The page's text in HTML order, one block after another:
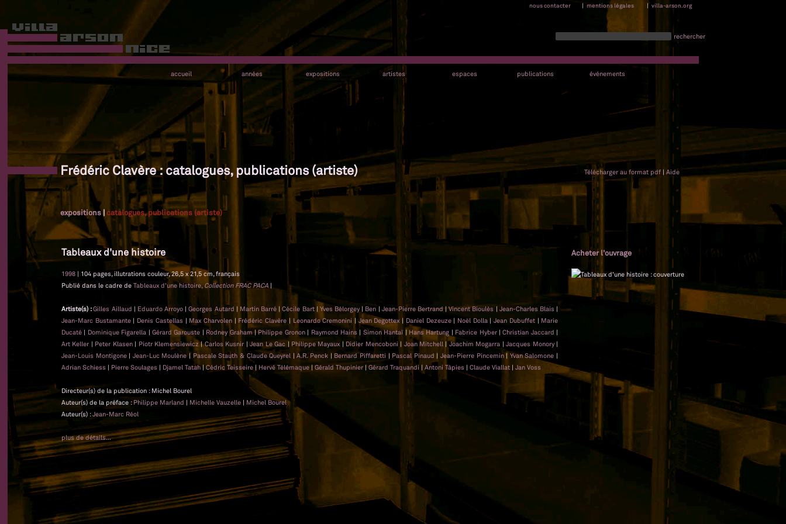
nous contacter | mentions légales | villa-arson.org
rechercher
accueil années expositions artistes espaces publications événements
Frédéric Clavère : catalogues, publications (artiste) Télécharger au format pdf | Aide
expositions|catalogues, publications (artiste)
Tableaux d'une histoire Acheter l'ouvrage
1998 | 104 pages, illutrations couleur, 26,5 x 21,5 cm, français
Publié dans le cadre de Tableaux d'une histoire,Collection FRAC PACA |
Artiste(s) :Gilles Aillaud | Eduardo Arroyo |Georges Autard | Martin Barré |Cécile Bart| Yves Bélorgey| Ben | Jean-Pierre Bertrand|Vincent Bioulès | Jean-Charles Blais |
Jean-Marc Bustamante| Denis Castellas | Max Charvolen | Frédéric Clavère | Leonardo Cremonini | Jean Degottex | Daniel Dezeuze| Noël Dolla |Jean Dubuffet| Marie
Ducaté | Dominique Figarella | Gérard Garouste |Rodney Graham|Philippe Gronon| Raymond Hains | Simon Hantaï | Hans Hartung | Fabrice Hyber|Christian Jaccard |
Art Keller | Peter Klasen| Piotr Klemensiewicz|Carlos Kusnir |Jean Le Gac | Philippe Mayaux | Didier Mencoboni | Joan Mitchell |Joachim Mogarra |Jacques Monory|
Jean-Louis Montigone| Jean-Luc Moulène| Pascale Stauth & Claude Queyrel |A.R. Penck | Bernard Piffaretti |Pascal Pinaud | Jean-Pierre Pincemin| Yvan Salomone |
Adrian Schiess | Pierre Soulages | Djamel Tatah| Cédric Teisseire| Hervé Télémaque|Gérald Thupinier |Gérard Traquandi | Antoni Tàpies | Claude Viallat | Jan Voss
Directeur(s) de la publication : Michel Bourel
Auteur(s) de la préface : Philippe Marland | Michelle Vauzelle | Michel Bourel
Auteur(s) :Jean-Marc Réol
plus de détails...